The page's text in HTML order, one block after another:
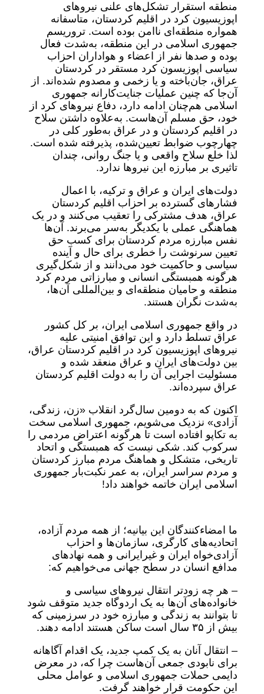
منطقه استقرار تشکل‌های علنی نیروهای
اپوزیسیون کرد در اقلیم کردستان، متاسفانه
همواره منطقه‌ای ناامن بوده است. تروریسم
جمهوری اسلامی در این منطقه، به‌شدت فعال
بوده و صدها نفر از اعضاء و هواداران احزاب
سیاسی اپوزیسون کرد مستقر در کردستان
عراق، جان‌باخته‌ و یا زخمی و مصدوم شده‌اند. از
آن‌جا که چنین عملیات جنایت‌کارانه جمهوری
اسلامی هم‌چنان ادامه دارد، دفاع نیروهای کرد از
خود، حق مسلم آن‌هاست. به‌علاوه داشتن سلاح
در اقلیم کردستان و در عراق به‌طور کلی در
چهارچوب ضوابط تعیین‌شده، پذیرفته شده است.
لذا خلع سلاح واقعی و یا جنگ روانی، چندان
تاثیری بر مبارزه این نیروها ندارد.
دولت‌های ایران و عراق و ترکیه، با اعمال
فشارهای گسترده بر احزاب اقلیم کردستان
عراق، هدف مشترکی را تعقیب می‌کنند و در یک
هماهنگی عملی با یکدیگر به‌سر می‌برند. آن‌ها
نفس مبارزه مردم کردستان برای کسب حق
تعیین سرنوشت را خطری برای حال و آینده
سیاسی و حاکمیت خود می‌دانند و از شکل‌گیری
هرگونه همبستگی انسانی و مبارزاتی مردم کرد
منطقه و حامیان منطقه‌ای و بین‌المللی آن‌ها،
به‌شدت نگران هستند.
در واقع جمهوری اسلامی ایران، بر کل کشور
عراق تسلط دارد و این توافق امنیتی علیه
نیروهای اپوزیسیون کرد در اقلیم کردستان عراق،
بین دولت‌های ایران و عراق منعقد شده و
مسئولیت اجرایی آن را به دولت اقلیم کردستان
عراق سپرده‌اند.
اکنون که به دومین سال‌گرد انقلاب «زن، زندگی،
آزادی» نزدیک می‌شویم، جمهوری اسلامی سخت
به تکاپو افتاده است تا هرگونه اعتراض مردمی را
سرکوب کند. شکی نیست کە همبستگی و اتحاد
تاریخی، متشکل و هماهنگ مردم مبارز کردستان
و مردم سراسر ایران، به عمر نکبت‌بار جمهوری
اسلامی ایران خاتمه خواهند داد!
ما امضاء‌‌کنندگان این بیانیه؛ از همه مردم آزاده،
اتحادیه‌های کارگری، سازمان‌ها و احزاب
آزادی‌خواه ایران و غیرایرانی و همه نهادهای
مدافع انسان در سطح جهانی می‌خواهیم که:
– هر چه زودتر انتقال نیروهای سیاسی و
خانواده‌های آن‌ها به یک اردوگاه جدید متوقف شود
تا بتوانند به زندگی و مبارزه خود در سرزمینی که
بیش از ۳۵ سال است ساکن هستند ادامه دهند.
– انتقال آنان به یک کمپ جدید، یک اقدام آگاهانه
برای نابودی جمعی آن‌هاست چرا که، در معرض
دایمی حملات جمهوری اسلامی و عوامل محلی
این حکومت قرار خواهند گرفت.